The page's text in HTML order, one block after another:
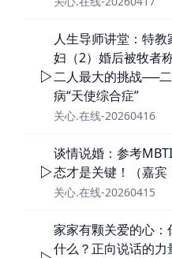
人生导师讲堂：特
妇（2）婚后被牧者
二人最大的挑战──
病“天使综合症”
关心.在线-20260416
谈情说婚：参考
态才是关键！（嘉宾
关心.在线-20260415
家家有颗关爱的心
什么？正向说话的